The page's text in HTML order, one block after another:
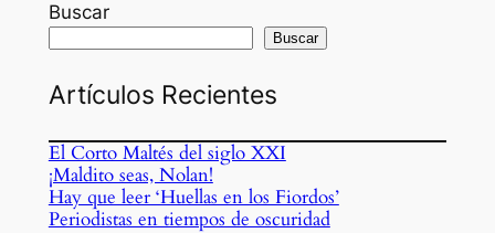
Buscar
Buscar
Artículos Recientes
El Corto Maltés del siglo XXI
¡Maldito seas, Nolan!
Hay que leer ‘Huellas en los Fiordos’
Periodistas en tiempos de oscuridad